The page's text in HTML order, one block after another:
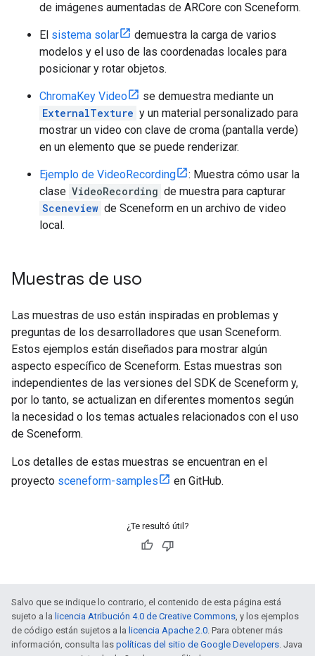
de imágenes aumentadas de ARCore con Sceneform.
El sistema solar
demuestra la carga de varios
modelos y el uso de las coordenadas locales para
posicionar y rotar objetos.
ChromaKey Video
se demuestra mediante un
ExternalTexture y un material personalizado para
mostrar un video con clave de croma (pantalla verde)
en un elemento que se puede renderizar.
Ejemplo de VideoRecording
: Muestra cómo usar la
clase VideoRecording de muestra para capturar
Sceneview de Sceneform en un archivo de video
local.
Muestras de uso
Las muestras de uso están inspiradas en problemas y
preguntas de los desarrolladores que usan Sceneform.
Estos ejemplos están diseñados para mostrar algún
aspecto específico de Sceneform. Estas muestras son
independientes de las versiones del SDK de Sceneform y,
por lo tanto, se actualizan en diferentes momentos según
la necesidad o los temas actuales relacionados con el uso
de Sceneform.
Los detalles de estas muestras se encuentran en el
proyecto sceneform-samples en GitHub.
¿Te resultó útil?
Salvo que se indique lo contrario, el contenido de esta página está
sujeto a la licencia Atribución 4.0 de Creative Commons, y los ejemplos
de código están sujetos a la licencia Apache 2.0. Para obtener más
información, consulta las políticas del sitio de Google Developers. Java